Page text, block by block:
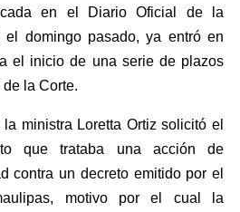
en el Diario Oficial de la
el domingo pasado, ya entró en
el inicio de una serie de plazos
la Corte.
ministra Loretta Ortiz solicitó el
que trataba una acción de
contra un decreto emitido por el
motivo por el cual la